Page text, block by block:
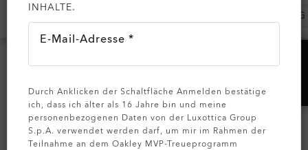
NEUZUG
INHALTE.
E-Mail-Adresse *
Durch Anklicken der Schaltfläche Anmelden bestätige
ich, dass ich älter als 16 Jahre bin und meine
personenbezogenen Daten von der Luxottica Group
S.p.A. verwendet werden darf, um mir im Rahmen der
Teilnahme an dem Oakley MVP-Treueprogramm